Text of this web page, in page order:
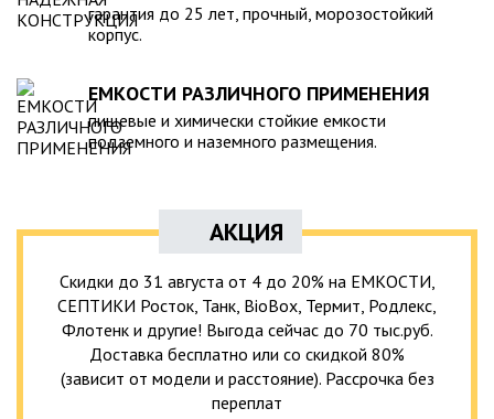
гарантия до 25 лет, прочный, морозостойкий
корпус.
ЕМКОСТИ РАЗЛИЧНОГО ПРИМЕНЕНИЯ
пищевые и химически стойкие емкости
подземного и наземного размещения.
АКЦИЯ
Скидки до 31 августа от 4 до 20% на ЕМКОСТИ,
СЕПТИКИ Росток, Танк, BioBox, Термит, Родлекс,
Флотенк и другие! Выгода сейчас до 70 тыс.руб.
Доставка бесплатно или со скидкой 80%
(зависит от модели и расстояние). Рассрочка без
переплат